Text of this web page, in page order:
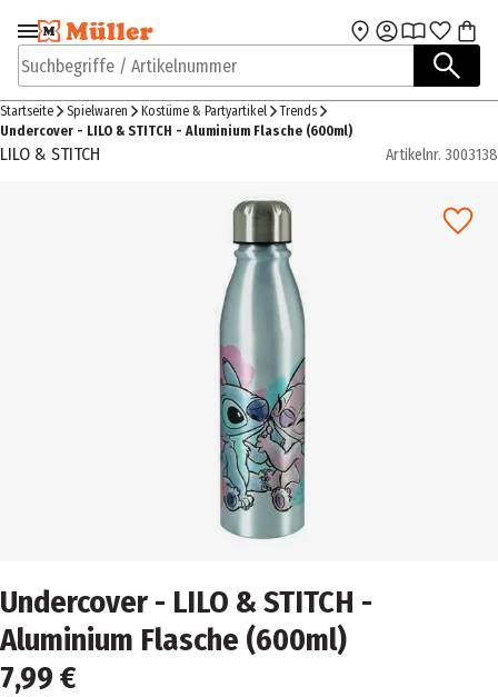
Zur Navigation
springen
Zum Hauptinhalt
Suchbegriffe / Artikelnummer
Startseite Spielwaren Kostüme & Partyartikel
Trends
Undercover - LILO & STITCH - Aluminium Flasche (600ml)
LILO & STITCH Artikelnr. 3003138
Undercover - LILO & STITCH -
Aluminium Flasche (600ml)
7,99 €